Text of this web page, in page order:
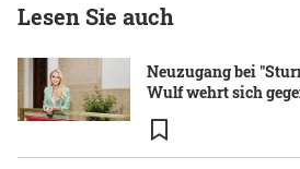
Lesen Sie auch
Neuzugang bei
Wulf wehrt sich